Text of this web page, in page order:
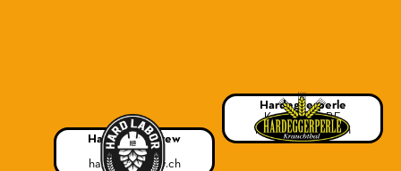
Hard Labor Brew
Basel, BS
hardlaborbrew.ch
Hardeggerperle
Krauchthal, BE
hardeggerperle.ch